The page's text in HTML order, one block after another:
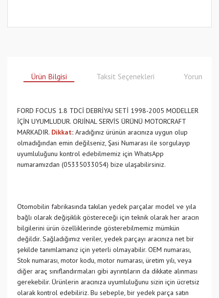
Ürün Bilgisi Taksit Seçenekleri Yorumlar
FORD FOCUS 1.8 TDCİ DEBRİYAJ SETİ 1998-2005 MODELLER
İÇİN UYUMLUDUR. ORJİNAL SERVİS ÜRÜNÜ MOTORCRAFT
MARKADIR. Dikkat: Aradığınız ürünün aracınıza uygun olup
olmadığından emin değilseniz, Şasi Numarası ile sorgulayıp
uyumluluğunu kontrol edebilmemiz için WhatsApp
numaramızdan (05335033054) bize ulaşabilirsiniz.
Otomobilin fabrikasında takılan yedek parçalar model ve yıla
bağlı olarak değişiklik göstereceği için teknik olarak her aracın
bilgilerini ürün özelliklerinde gösterebilmemiz mümkün
değildir. Sağladığımız veriler, yedek parçayı aracınıza net bir
şekilde tanımlamanız için yeterli olmayabilir. OEM numarası,
Stok numarası, motor kodu, motor numarası, üretim yılı, veya
diğer araç sınıflandırmaları gibi ayrıntıların da dikkate alınması
gerekebilir. Ürünlerin aracınıza uyumluluğunu sizin için ücretsiz
olarak kontrol edebiliriz. Bu sebeple, bir yedek parça satın